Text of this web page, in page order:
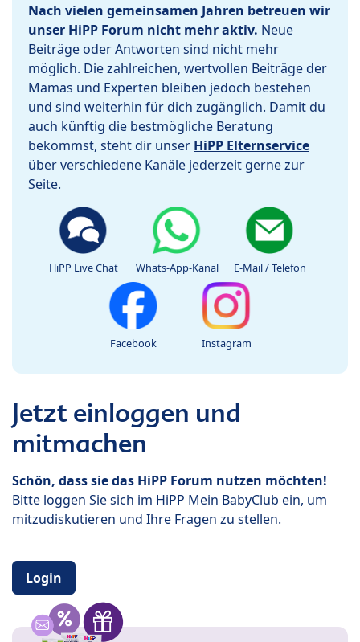
Nach vielen gemeinsamen Jahren betreuen wir
unser HiPP Forum nicht mehr aktiv. Neue
Beiträge oder Antworten sind nicht mehr
möglich. Die zahlreichen, wertvollen Beiträge der
Mamas und Experten bleiben jedoch bestehen
und sind weiterhin für dich zugänglich. Damit du
auch künftig die bestmögliche Beratung
bekommst, steht dir unser HiPP Elternservice
über verschiedene Kanäle jederzeit gerne zur
Seite.
HiPP Live Chat Whats-App-Kanal E-Mail / Telefon
Facebook Instagram
Jetzt einloggen und
mitmachen
Schön, dass sie das HiPP Forum nutzen möchten!
Bitte loggen Sie sich im HiPP Mein BabyClub ein, um
mitzudiskutieren und Ihre Fragen zu stellen.
Login